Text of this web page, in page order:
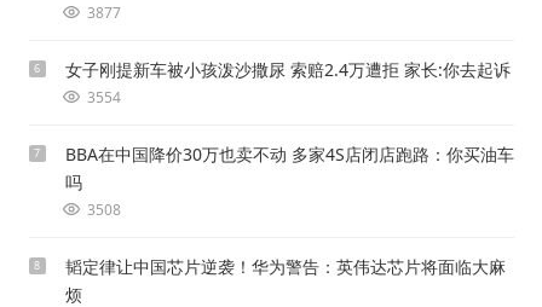
3877
6 女子刚提新车被小孩泼沙撒尿 索赔2.4万遭拒 家长:你去起诉
3554
7
BBA在中国降价30万也卖不动 多家4S店闭店跑路：你买油车
吗
3508
8
韬定律让中国芯片逆袭！华为警告：英伟达芯片将面临大麻
烦